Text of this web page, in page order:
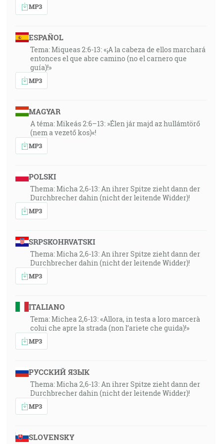
MP3
ESPAÑOL
Tema: Miqueas 2:6-13: «¡A la cabeza de ellos marchará
entonces el que abre camino (no el carnero que
guía)!»
MP3
MAGYAR
A téma: Mikeás 2:6–13: »Élen jár majd az hullámtörő
(nem a vezető kos)«!
MP3
POLSKI
Thema: Micha 2,6-13: An ihrer Spitze zieht dann der
Durchbrecher dahin (nicht der leitende Widder)!
MP3
SRPSKOHRVATSKI
Thema: Micha 2,6-13: An ihrer Spitze zieht dann der
Durchbrecher dahin (nicht der leitende Widder)!
MP3
ITALIANO
Tema: Michea 2,6-13: «Allora, in testa a loro marcerà
colui che apre la strada (non l’ariete che guida)!»
MP3
РУССКИЙ ЯЗЫК
Thema: Micha 2,6-13: An ihrer Spitze zieht dann der
Durchbrecher dahin (nicht der leitende Widder)!
MP3
SLOVENSKY